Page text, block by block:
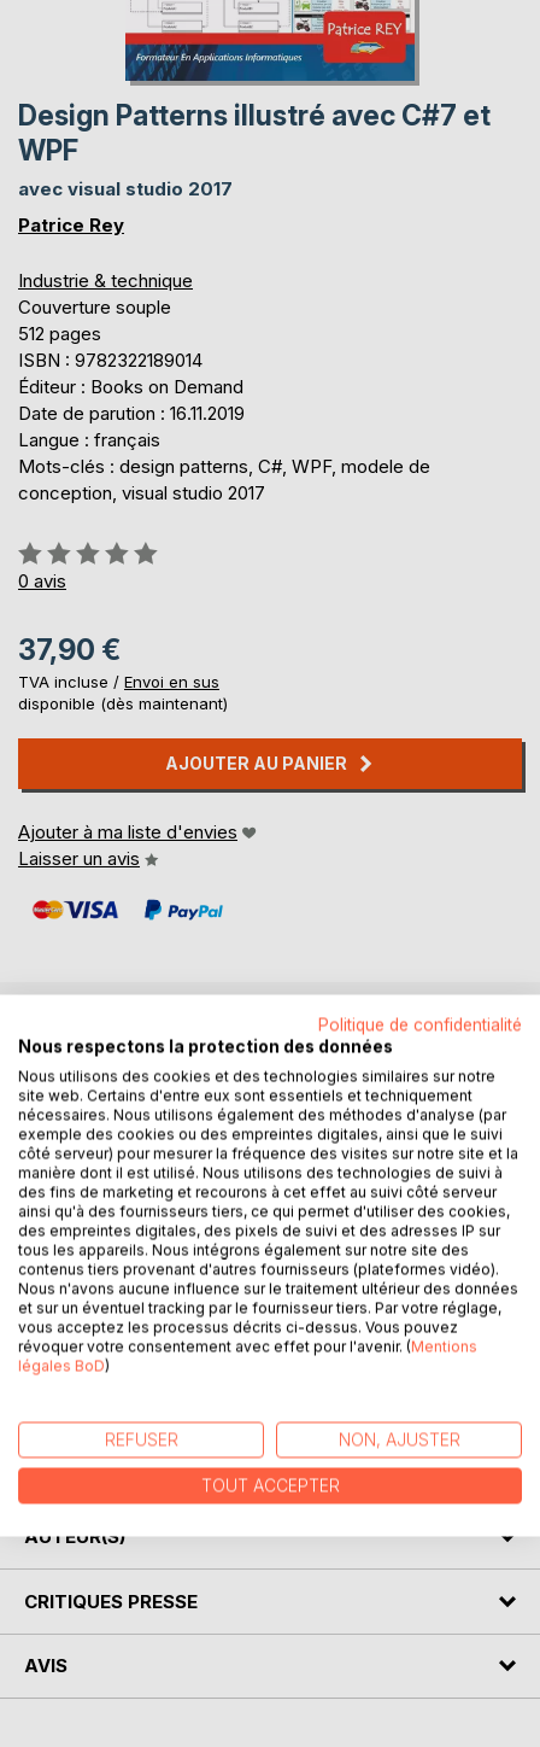
Design Patterns illustré avec C#7 et
WPF
avec visual studio 2017
Patrice Rey
Industrie & technique
Couverture souple
512 pages
ISBN : 9782322189014
Éditeur : Books on Demand
Date de parution : 16.11.2019
Langue : français
Mots-clés : design patterns, C#, WPF, modele de
conception, visual studio 2017
Évaluation:
0%
0 avis
37,90 €
TVA incluse / Envoi en sus
disponible (dès maintenant)
AJOUTER AU PANIER
Ajouter à ma liste d'envies
Laisser un avis
DESCRIPTION
Les modèles de conception (design patterns) répondent à
des problèmes de conception de logiciels dans le cadre
de la programmation par objets. Ce sont des solutions
connues et éprouvées dont la conception provient de
l'expérience de programmeurs.
Ce livre a une double finalité. En premier, il permet au
lecteur d'acquérir une connaissance des éléments
essentiels des 23 modèles de conception, notamment leur
structure générique sous forme d'un diagramme de
classes UML. En second, le lecteur peut affiner ses
connaissances en examinant les exemples pratiques de
l'environnement de développement intégré Visual Studio
2017 Community), et en étudiant les compositions et les
variantes expliquées et détaillées.
AUTEUR(S)
CRITIQUES PRESSE
AVIS
Politique de confidentialité
Nous respectons la protection des données
Nous utilisons des cookies et des technologies similaires sur notre
site web. Certains d'entre eux sont essentiels et techniquement
nécessaires. Nous utilisons également des méthodes d'analyse (par
exemple des cookies ou des empreintes digitales, ainsi que le suivi
côté serveur) pour mesurer la fréquence des visites sur notre site et la
manière dont il est utilisé. Nous utilisons des technologies de suivi à
des fins de marketing et recourons à cet effet au suivi côté serveur
ainsi qu'à des fournisseurs tiers, ce qui permet d'utiliser des cookies,
des empreintes digitales, des pixels de suivi et des adresses IP sur
tous les appareils. Nous intégrons également sur notre site des
contenus tiers provenant d'autres fournisseurs (plateformes vidéo).
Nous n'avons aucune influence sur le traitement ultérieur des données
et sur un éventuel tracking par le fournisseur tiers. Par votre réglage,
vous acceptez les processus décrits ci-dessus. Vous pouvez
révoquer votre consentement avec effet pour l'avenir. (Mentions
légales BoD)
REFUSER NON, AJUSTER
TOUT ACCEPTER